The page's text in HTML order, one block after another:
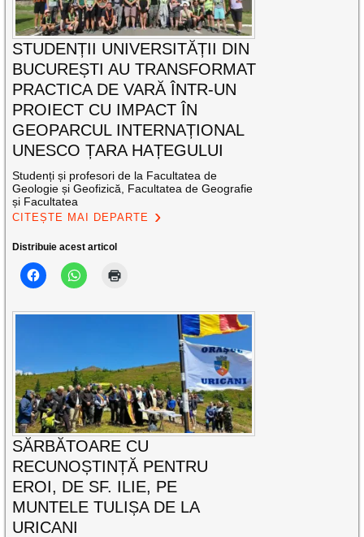
STUDENȚII UNIVERSITĂȚII DIN
BUCUREȘTI AU TRANSFORMAT
PRACTICA DE VARĂ ÎNTR-UN
PROIECT CU IMPACT ÎN
GEOPARCUL INTERNAȚIONAL
UNESCO ȚARA HAȚEGULUI
Studenți și profesori de la Facultatea de
Geologie și Geofizică, Facultatea de Geografie
și Facultatea
CITEȘTE MAI DEPARTE
Distribuie acest articol
SĂRBĂTOARE CU
RECUNOȘTINȚĂ PENTRU
EROI, DE SF. ILIE, PE
MUNTELE TULIȘA DE LA
URICANI